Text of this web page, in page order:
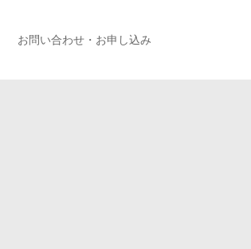
お問い合わせ・お申し込み